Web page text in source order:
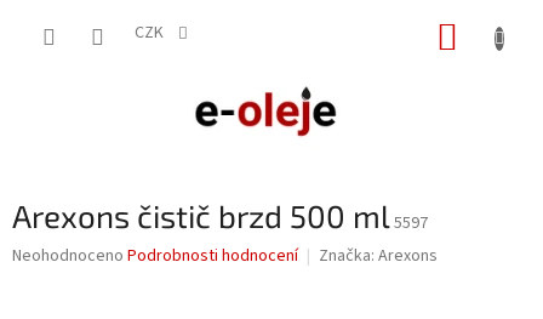
CZK
Arexons čistič brzd 500 ml5597
Průměrné
Neohodnoceno Podrobnosti hodnocení Značka: Arexons